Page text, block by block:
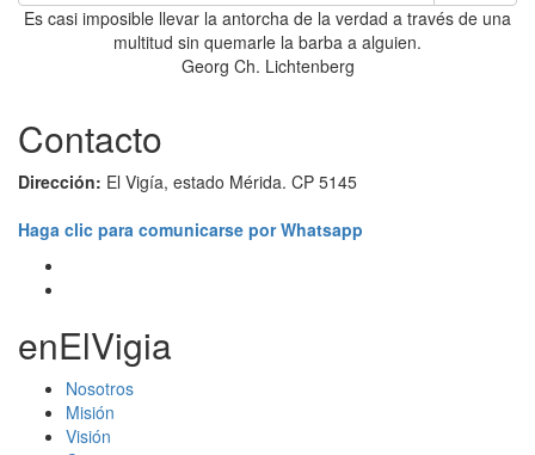
Es casi imposible llevar la antorcha de la verdad a través de una
multitud sin quemarle la barba a alguien.
Georg Ch. Lichtenberg
Contacto
Dirección: El Vigía, estado Mérida. CP 5145
Haga clic para comunicarse por Whatsapp
enElVigia
Nosotros
Misión
Visión